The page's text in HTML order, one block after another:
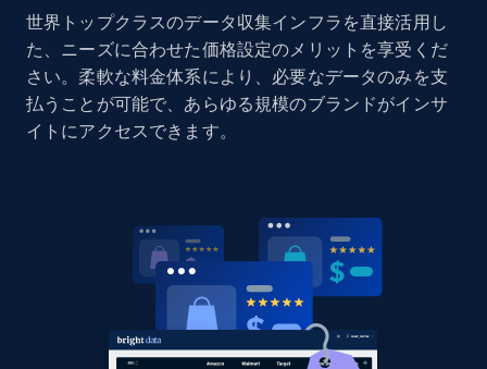
世界トップクラスのデータ収集インフラを直接活用し
た、ニーズに合わせた価格設定のメリットを享受くだ
さい。柔軟な料金体系により、必要なデータのみを支
払うことが可能で、あらゆる規模のブランドがインサ
イトにアクセスできます。